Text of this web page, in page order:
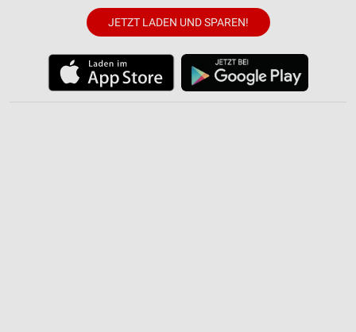
JETZT LADEN UND SPAREN!